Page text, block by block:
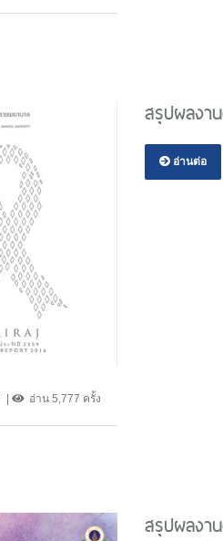
อ่าน 5,777 ครั้ง
สรุปผลง
อ่านต่อ
สรุปผลง